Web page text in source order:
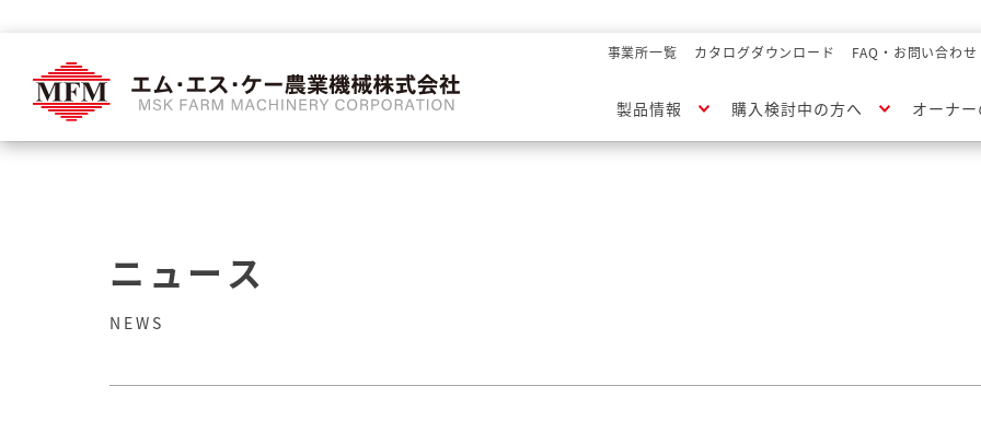
事業所一覧 カタログダウンロード FAQ・お問い合わせ
製品情報 購入検討中の方へ オーナ
ニュース
NEWS